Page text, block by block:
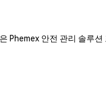
Phemex 안전 관리 솔루